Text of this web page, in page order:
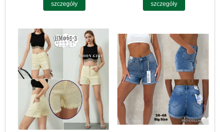
szczegóły szczegóły